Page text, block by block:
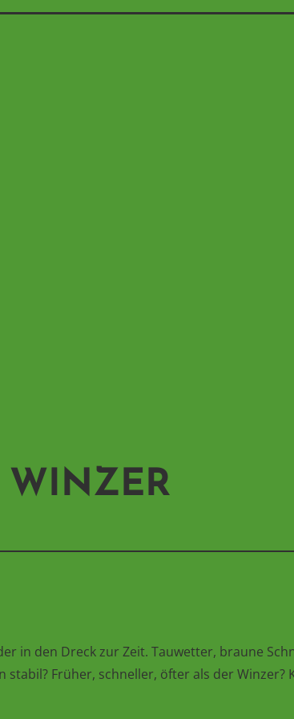
WINZER
in den Dreck zur Zeit. Tauwetter, braune
Früher, schneller, öfter als der Winzer?